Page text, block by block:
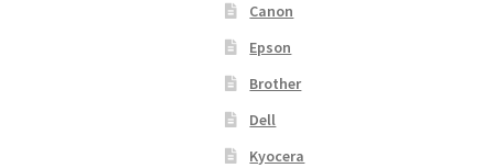
Canon
Epson
Brother
Dell
Kyocera